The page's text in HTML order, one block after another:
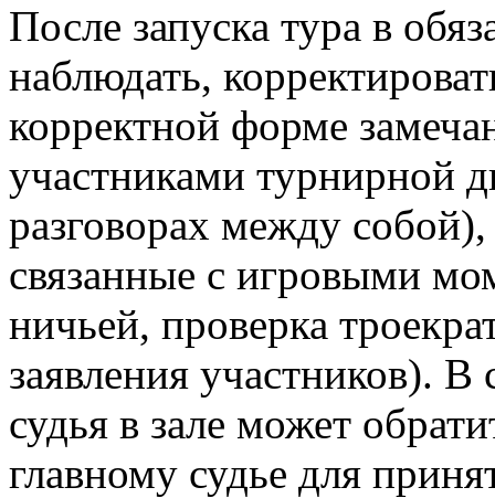
После запуска тура в
наблюдать,
корректной форме
участниками турнирной
разговорах между
связанные с игровыми
ничьей, проверка
заявления участников). В
судья в зале может
главному судье для